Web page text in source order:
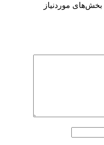
بخش‌های موردنیاز